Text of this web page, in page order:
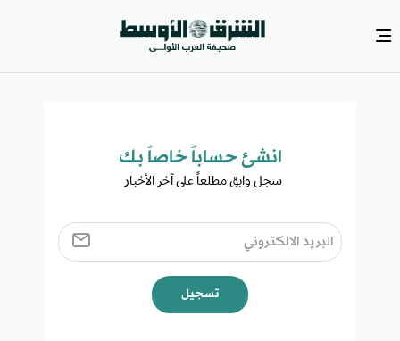
انشئ حساباً خاصاً بك​
سجل وابق مطلعاً على آخر الأخبار ​
تسجيل